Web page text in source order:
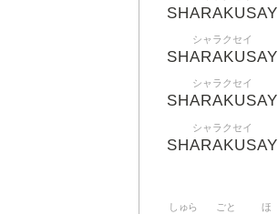
SHARAKUSAY
SHARAKUSAY
シャラクセイ
SHARAKUSAY
シャラクセイ
SHARAKUSAY
シャラクセイ
しゅら ごと ほ